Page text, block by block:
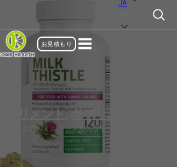
JA
お見積もり
プリメント,サプリメント
養補助食品、ミルクシスルカプセルサプリメント